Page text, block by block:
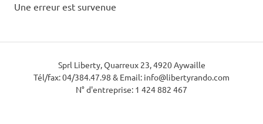
Une erreur est survenue
Sprl Liberty, Quarreux 23, 4920 Aywaille
Tél/fax: 04/384.47.98 & Email: info@libertyrando.com
N° d'entreprise: 1 424 882 467